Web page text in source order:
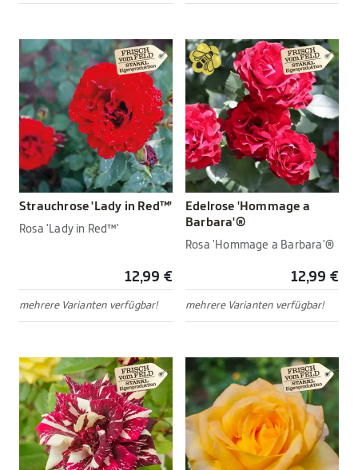
Strauchrose 'Lady in Red™'
Rosa 'Lady in Red™'
12,99 €
mehrere Varianten verfügbar!
Edelrose 'Hommage a
Barbara'®
Rosa 'Hommage a Barbara'®
12,99 €
mehrere Varianten verfügbar!